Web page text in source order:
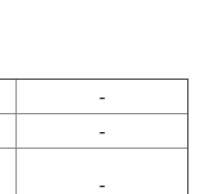
-
-
-